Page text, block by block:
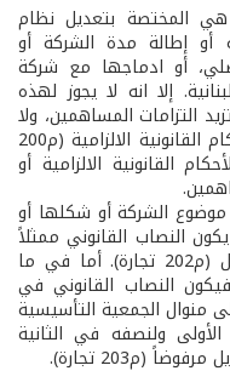
هي المختصة بتعديل نظام
أو إطالة مدة الشركة أو
أو ادماجها مع شركة
إلا انه لا يجوز لهذه
التزامات المساهمين، ولا
أن تمس بحقوق الغير، ولا أن تغيّر الأحكام القانونية الالزامية (م200
القانونية الالزامية أو
موضوع الشركة أو شكلها أو
النصاب القانوني ممثلاً
لثلاثة أرباع رأس مال الشركة على الأقل (م202 تجارة). أما في ما
النصاب القانوني في
منوال الجمعية التأسيسية
ولنصفه في الثانية
(م203 تجارة).